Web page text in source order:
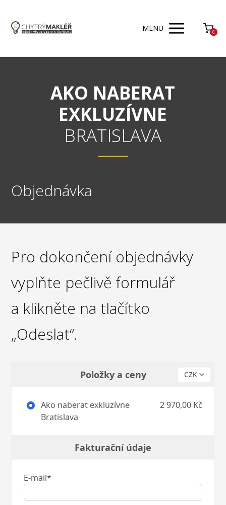
MENU 0
AKO NABERAT
EXKLUZÍVNE
BRATISLAVA
Objednávka
Pro dokončení objednávky
vyplňte pečlivě formulář
a klikněte na tlačítko
„Odeslat“.
Položky a ceny
Ako naberat exkluzívne
Bratislava
2 970,00 Kč
Fakturační údaje
E-mail*